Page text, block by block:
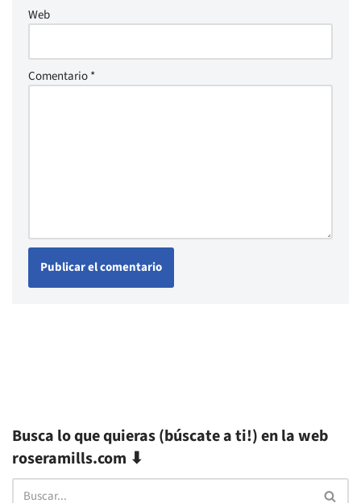
Web
Comentario*
Busca lo que quieras (búscate a ti!) en la web
roseramills.com ⬇